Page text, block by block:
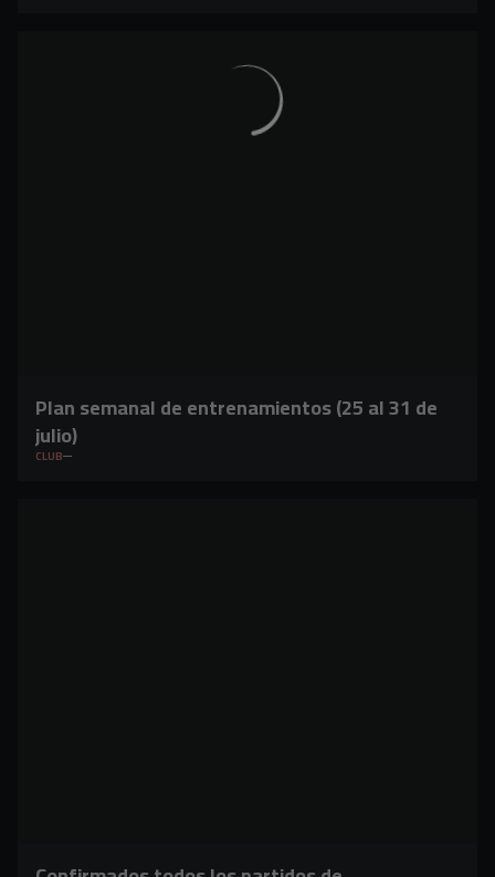
Plan semanal de entrenamientos (25 al 31 de
julio)
CLUB